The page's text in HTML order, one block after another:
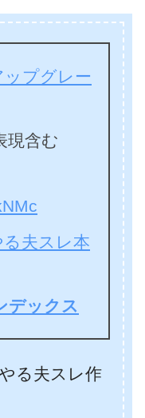
プグレー
現含む
る夫スレ本
デックス
る夫スレ作